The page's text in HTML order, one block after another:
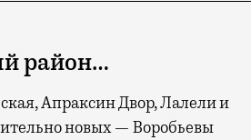
район…
Апраксин Двор, Лалели и
новых — Воробьевы